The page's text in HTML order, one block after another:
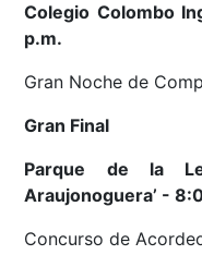
Colegio Colombo
p.m.
Gran Noche de
Gran Final
Parque de la
Araujonoguera’ -
Concurso de